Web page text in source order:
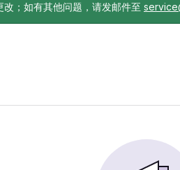
；如有其他问题，请发邮件至